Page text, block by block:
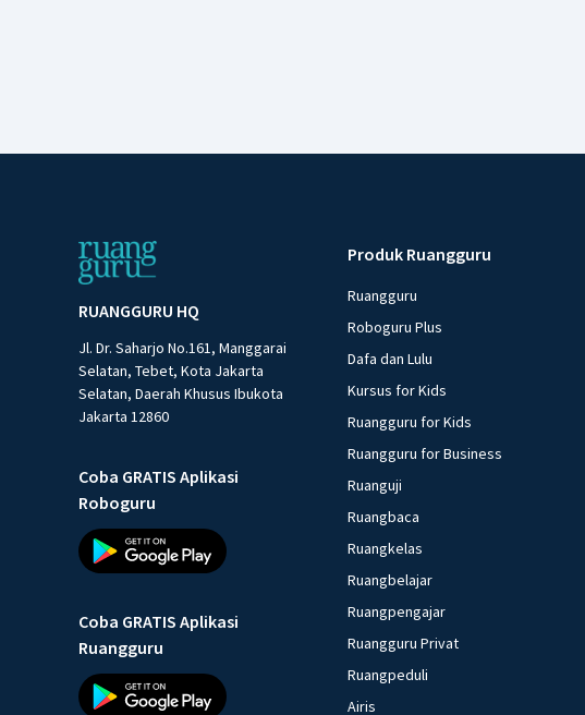
RUANGGURU HQ
Jl. Dr. Saharjo No.161, Manggarai
Selatan, Tebet, Kota Jakarta
Selatan, Daerah Khusus Ibukota
Jakarta 12860
Coba GRATIS Aplikasi
Roboguru
Coba GRATIS Aplikasi
Ruangguru
Produk Ruangguru
Ruangguru
Roboguru Plus
Dafa dan Lulu
Kursus for Kids
Ruangguru for Kids
Ruangguru for Business
Ruanguji
Ruangbaca
Ruangkelas
Ruangbelajar
Ruangpengajar
Ruangguru Privat
Ruangpeduli
Airis